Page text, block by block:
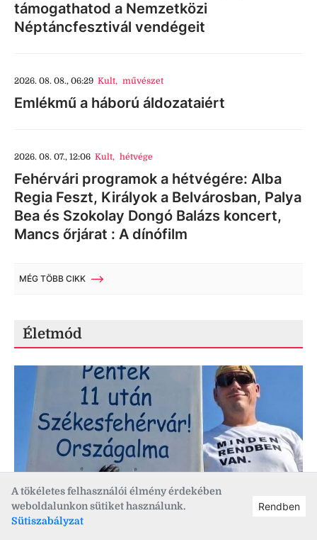
A tökéletes felhasználói élmény érdekében
weboldalunkon sütiket használunk.
Sütiszabályzat
Rendben
támogathatod a Nemzetközi
Néptáncfesztivál vendégeit
2026. 08. 08., 06:29 Kult, művészet
Emlékmű a háború áldozataiért
2026. 08. 07., 12:06 Kult, hétvége
Fehérvári programok a hétvégére: Alba
Regia Feszt, Királyok a Belvárosban, Palya
Bea és Szokolay Dongó Balázs koncert,
Mancs őrjárat : A dínófilm
MÉG TÖBB CIKK
Életmód
2026. 08. 07., 08:11 Életmód Országalma
Pénteken Fehérvárra érkezik a Táblás